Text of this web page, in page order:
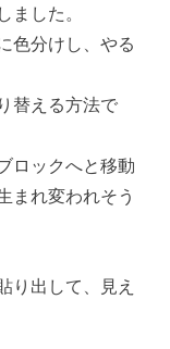
ました。
色分けし、やる
替える方法で
ロックへと移動
まれ変われそう
り出して、見え